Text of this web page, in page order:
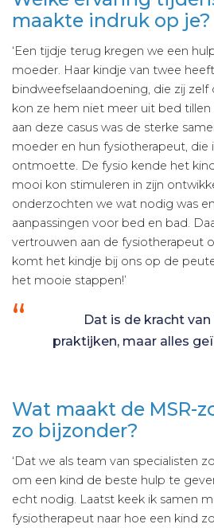
maakte indruk op je?
‘Een tijdje terug kregen we een
moeder. Haar kindje van twee
bindweefselaandoening, die zij
kon ze hem niet meer uit bed
aan deze casus was de sterke
moeder en hun fysiotherapeut, die
ontmoette. De fysio kende het
mooi kon stimuleren in zijn
onderzochten we wat nodig was
aanpassingen voor bed en bad.
vertrouwen aan de fysiotherapeut
komt het kindje bij ons op de
het mooie stappen!’
Dat is de kracht
praktijken, maar alles
Wat maakt de MSR-
zo bijzonder?
‘Dat we als team van specialisten
om een kind de beste hulp te
echt nodig. Laatst keek ik samen
fysiotherapeut naar hoe een kind